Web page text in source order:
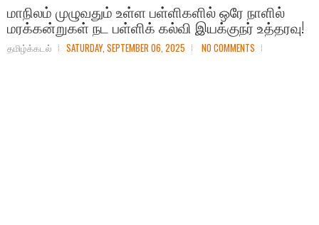
மாநிலம் முழுவதும் உள்ள பள்ளிகளில் ஒரே நாளில்
மரக்கன்றுகள் நட பள்ளிக் கல்வி இயக்குநர் உத்தரவு!
தமிழ்க்கடல் SATURDAY, SEPTEMBER 06, 2025 NO COMMENTS